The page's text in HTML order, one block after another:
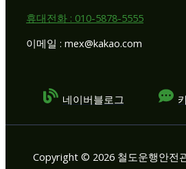
휴대전화 : 010-5878-5555
이메일 : mex@kakao.com
네이버블로그
Copyright © 2026 철도운행안전